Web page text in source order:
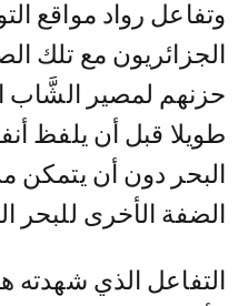
وتفاعل رواد مواقع
الجزائريون مع تلك
حزنهم لمصير الشَّاب
طويلا قبل أن يلفظ
البحر دون أن يتمكن
الضفة الأخرى للبحر
التفاعل الذي